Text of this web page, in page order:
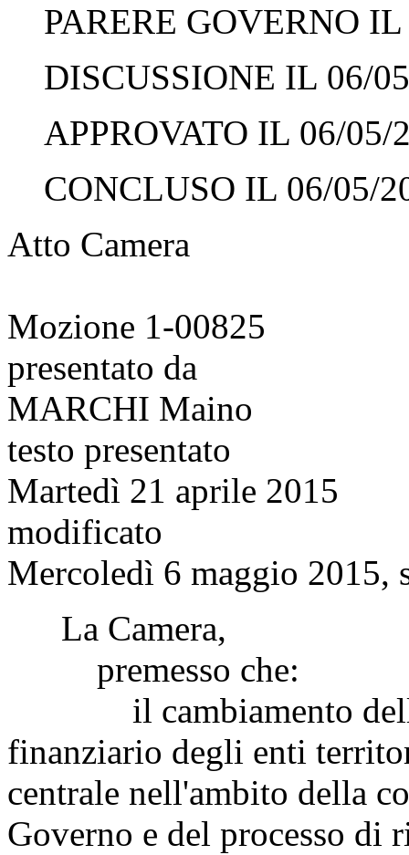
PARERE GOVERNO
DISCUSSIONE IL 06/
APPROVATO IL 06/05/
CONCLUSO IL 06/05/
Atto Camera
Mozione 1-00825
presentato da
MARCHI Maino
testo presentato
Martedì 21 aprile 2015
modificato
Mercoledì 6 maggio 2015,
La Camera,
premesso che:
il cambiamento
finanziario degli enti
centrale nell'ambito della
Governo e del processo di